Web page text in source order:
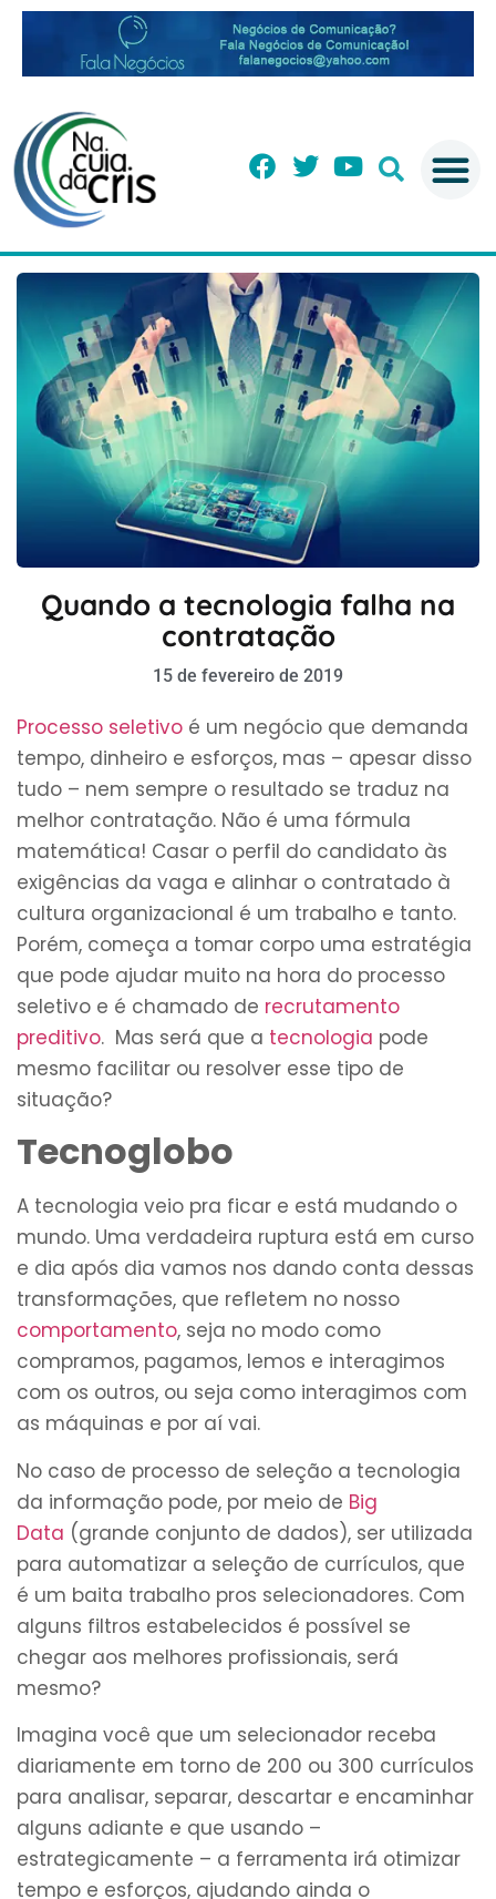
Quando a tecnologia falha na
contratação
15 de fevereiro de 2019
Processo seletivo é um negócio que demanda
tempo, dinheiro e esforços, mas – apesar disso
tudo – nem sempre o resultado se traduz na
melhor contratação. Não é uma fórmula
matemática! Casar o perfil do candidato às
exigências da vaga e alinhar o contratado à
cultura organizacional é um trabalho e tanto.
Porém, começa a tomar corpo uma estratégia
que pode ajudar muito na hora do processo
seletivo e é chamado de recrutamento
preditivo. Mas será que a tecnologia pode
mesmo facilitar ou resolver esse tipo de
situação?
Tecnoglobo
A tecnologia veio pra ficar e está mudando o
mundo. Uma verdadeira ruptura está em curso
e dia após dia vamos nos dando conta dessas
transformações, que refletem no nosso
comportamento, seja no modo como
compramos, pagamos, lemos e interagimos
com os outros, ou seja como interagimos com
as máquinas e por aí vai.
No caso de processo de seleção a tecnologia
da informação pode, por meio de Big
Data (grande conjunto de dados), ser utilizada
para automatizar a seleção de currículos, que
é um baita trabalho pros selecionadores. Com
alguns filtros estabelecidos é possível se
chegar aos melhores profissionais, será
mesmo?
Imagina você que um selecionador receba
diariamente em torno de 200 ou 300 currículos
para analisar, separar, descartar e encaminhar
alguns adiante e que usando –
estrategicamente – a ferramenta irá otimizar
tempo e esforços, ajudando ainda o